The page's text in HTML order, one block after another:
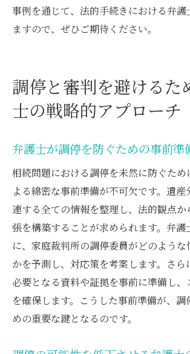
事例を通じて、法的手続きにおける弁護
ますので、ぜひご期待ください。
調停と審判を避けるた
士の戦略的アプローチ
弁護士が調停を防ぐための事前準
相続問題における調停を未然に防ぐため
よる綿密な事前準備が不可欠です。遺産
連する全ての情報を整理し、法的観点か
張を構築することが求められます。弁護
に、家庭裁判所の調停委員がどのような
かを予測し、対応策を考案します。さら
必要となる資料や証拠を事前に準備し、
を確保します。こうした事前準備が、調
めの重要な鍵となるのです。